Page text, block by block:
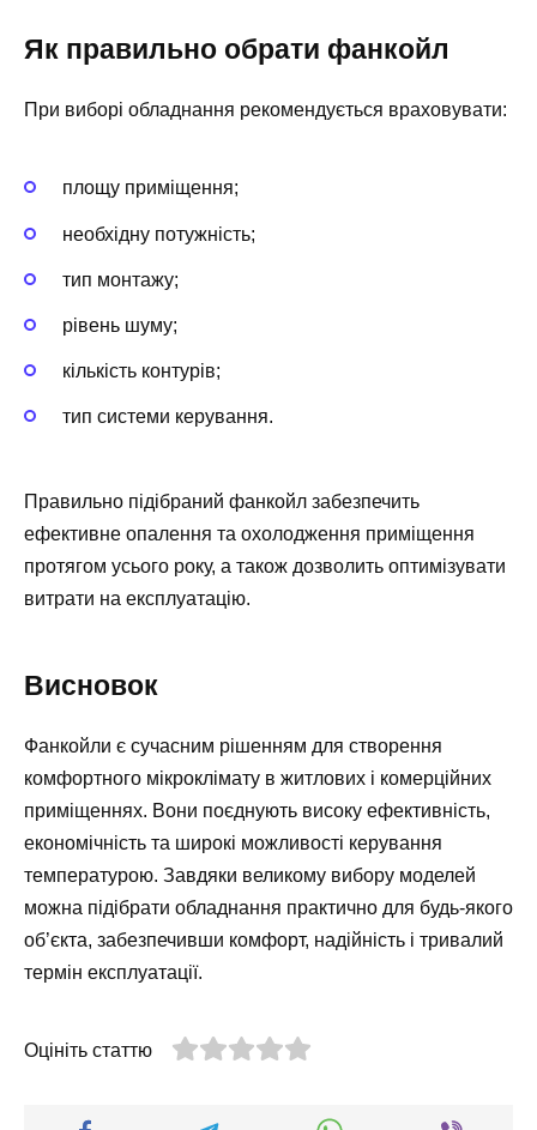
Як правильно обрати фанкойл
При виборі обладнання рекомендується враховувати:
площу приміщення;
необхідну потужність;
тип монтажу;
рівень шуму;
кількість контурів;
тип системи керування.
Правильно підібраний фанкойл забезпечить
ефективне опалення та охолодження приміщення
протягом усього року, а також дозволить оптимізувати
витрати на експлуатацію.
Висновок
Фанкойли є сучасним рішенням для створення
комфортного мікроклімату в житлових і комерційних
приміщеннях. Вони поєднують високу ефективність,
економічність та широкі можливості керування
температурою. Завдяки великому вибору моделей
можна підібрати обладнання практично для будь-якого
об’єкта, забезпечивши комфорт, надійність і тривалий
термін експлуатації.
Оцініть статтю